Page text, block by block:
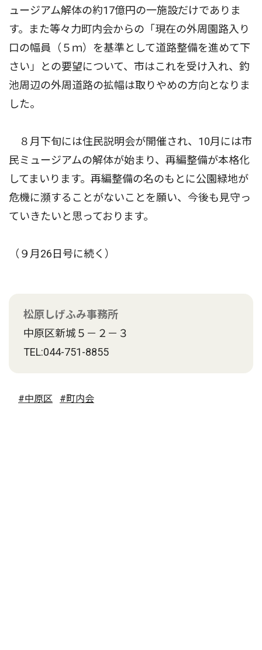
ュージアム解体の約17億円の一施設だけでありま
す。また等々力町内会からの「現在の外周園路入り
口の幅員（５ｍ）を基準として道路整備を進めて下
さい」との要望について、市はこれを受け入れ、釣
池周辺の外周道路の拡幅は取りやめの方向となりま
した。
８月下旬には住民説明会が開催され、10月には市
民ミュージアムの解体が始まり、再編整備が本格化
してまいります。再編整備の名のもとに公園緑地が
危機に瀕することがないことを願い、今後も見守っ
ていきたいと思っております。
（９月26日号に続く）
松原しげふみ事務所
中原区新城５－２－３
TEL:044-751-8855
#中原区 #町内会